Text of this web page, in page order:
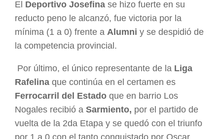
El Deportivo Josefina se hizo fuerte en su
reducto peno le alcanzó, fue victoria por la
mínima (1 a 0) frente a Alumni y se despidió de
la competencia provincial.
Por último, el único representante de la Liga
Rafelina que continúa en el certamen es
Ferrocarril del Estado que en barrio Los
Nogales recibió a Sarmiento, por el partido de
vuelta de la 2da Etapa y se quedó con el triunfo